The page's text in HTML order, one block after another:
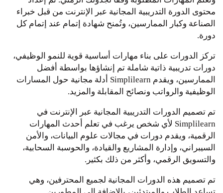
محتوى الدورة التدريبية المجانية عبر الإنترنت من قبل خبراء
الصناعة وكبار الممارسين، وتُمنح شهادة إتمام عند إتمام كل
دورة.
تركز الدورات على بناء مهارات أساسية قوية للنمو الوظيفي،
دورات تدريبية ذاتية شاملة تم إنشاؤها بواسطة أفضل
الممارسين، ويقدم Simplilearn أدلة مجانية حول المسارات
الوظيفية والرواتب ونصائح المقابلة والمزيد.
تم تصميم الدورات التدريبية المجانية عبر الإنترنت في
Simplilearn لأي شخص يرغب في تعلم أحدث المهارات
الرقمية، ويقدم دورات في مجالات علوم البيانات، والأمن
السيبراني، وإدارة المشاريع والقيادة، والحوسبة السحابية،
والتسويق الرقمي، وأكثر من ذلك بكثير.
تم تصميم هذه الدورات المجانية لجميع المحترفين، وهي